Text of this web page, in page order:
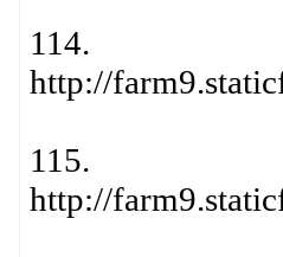
114.
http://
115.
http://